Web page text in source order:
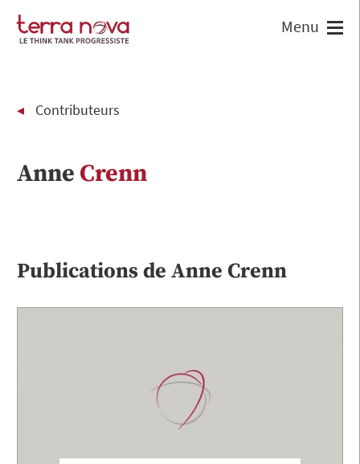
Contributeurs
Anne Crenn
Publications de Anne Crenn